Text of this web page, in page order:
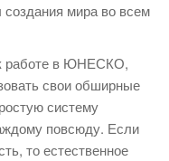
создания мира во всем
работе в ЮНЕСКО,
свои обширные
систему
повсюду. Если
то естественное